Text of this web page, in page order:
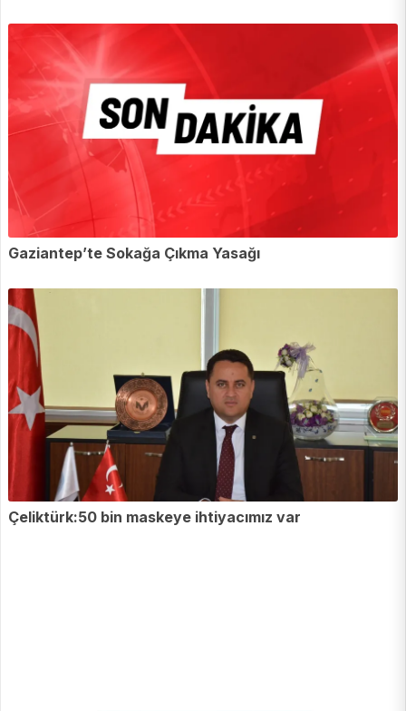
Gaziantep’te Sokağa Çıkma Yasağı
Çeliktürk:50 bin maskeye ihtiyacımız var